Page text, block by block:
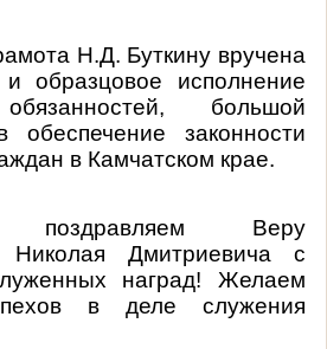
Н.Д. Буткину вручена
образцовое исполнение
большой
законности
в Камчатском крае.
поздравляем Веру
Николая Дмитриевича с
наград! Желаем
в деле служения